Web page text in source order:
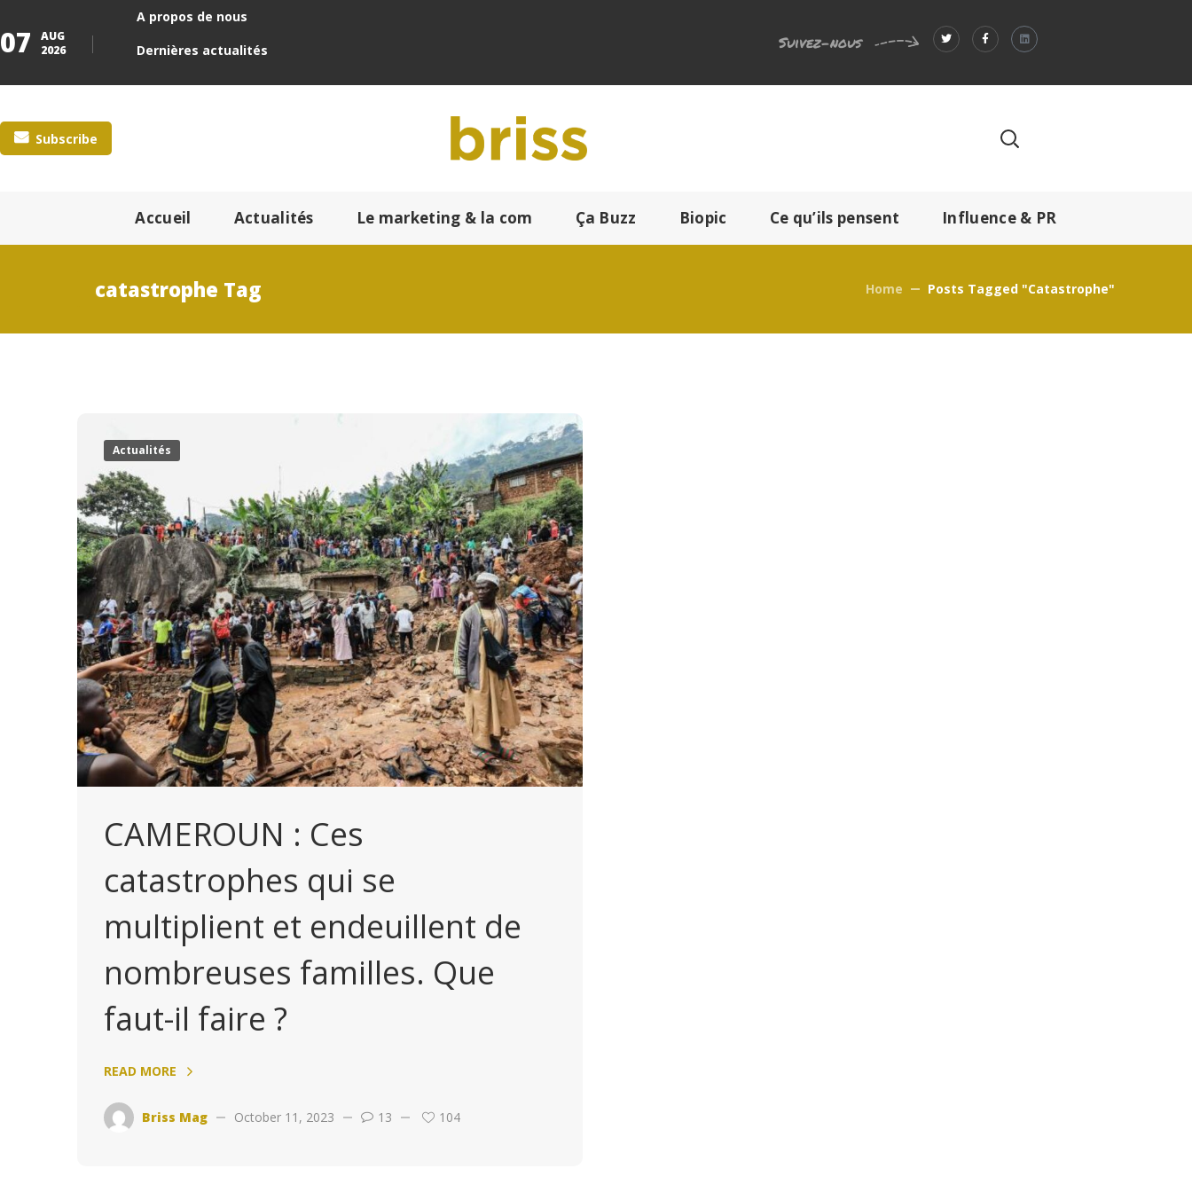
07
AUG
2026
A propos de nous
Dernières actualités
Suivez-nous
Subscribe
Accueil Actualités Le marketing & la com Ça Buzz Biopic Ce qu’ils pensent Influence & PR
catastrophe Tag Home Posts Tagged "catastrophe"
Actualités
CAMEROUN : Ces
catastrophes qui se
multiplient et endeuillent de
nombreuses familles. Que
faut-il faire ?
READ MORE
Briss Mag October 11, 2023 13 104